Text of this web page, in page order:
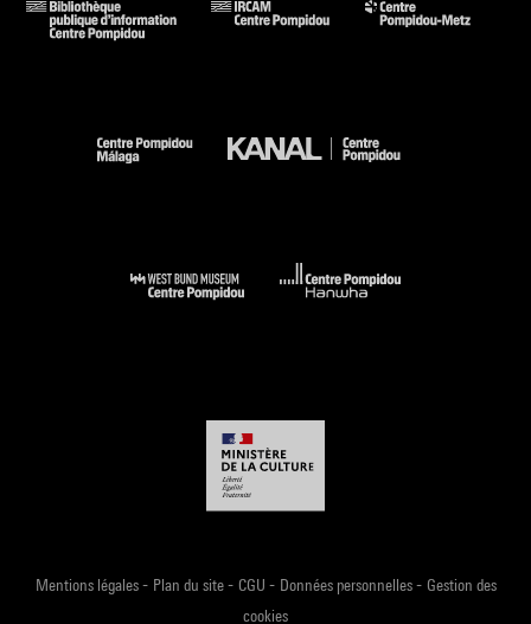
Mentions légales- Plan du site- CGU - Données personnelles- Gestion des
cookies